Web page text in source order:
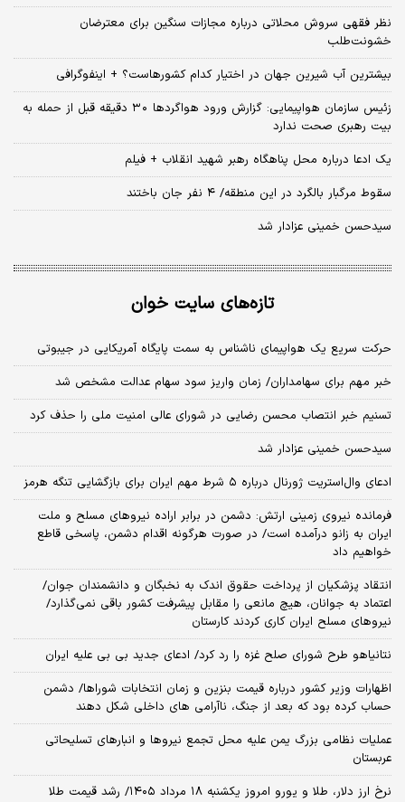
نظر فقهی سروش محلاتی درباره مجازات سنگین برای معترضان
خشونت‌طلب
بیشترین آب شیرین جهان در اختیار کدام کشورهاست؟ + اینفوگرافی
زئیس سازمان هواپیمایی: گزارش ورود هواگردها ٣٠ دقیقه قبل از حمله به
بیت رهبری صحت ندارد
یک ادعا درباره محل پناهگاه‌ رهبر شهید انقلاب + فیلم
سقوط مرگبار بالگرد در این منطقه/ ۴ نفر جان باختند
سیدحسن خمینی عزادار شد
تازه‌های سایت خوان
حرکت سریع یک هواپیمای ناشناس به سمت پایگاه آمریکایی در جیبوتی
خبر مهم برای سهامداران/ زمان واریز سود سهام عدالت مشخص شد
تسنیم خبر انتصاب محسن رضایی در شورای عالی امنیت ملی را حذف کرد
سیدحسن خمینی عزادار شد
ادعای وال‌استریت ژورنال درباره ۵ شرط مهم ایران برای بازگشایی تنگه هرمز
فرمانده نیروی زمینی ارتش: دشمن در برابر اراده نیروهای مسلح و ملت
ایران به زانو درآمده است/ در صورت هرگونه اقدام دشمن، پاسخی قاطع
خواهیم داد
انتقاد پزشکیان از پرداخت حقوق اندک به نخبگان و دانشمندان جوان/
اعتماد به جوانان، هیچ مانعی را مقابل پیشرفت کشور باقی نمی‌گذارد/
نیروهای مسلح ایران کاری کردند کارستان
نتانیاهو طرح شورای صلح غزه را رد کرد/ ادعای جدید بی بی علیه ایران
اظهارات وزیر کشور درباره قیمت بنزین و زمان انتخابات شوراها/ دشمن
حساب کرده بود که بعد از جنگ، ناآرامی‌ های داخلی شکل دهند
عملیات نظامی بزرگ یمن علیه محل تجمع نیروها و انبارهای تسلیحاتی
عربستان
نرخ ارز دلار، طلا و یورو امروز یکشنبه ۱۸ مرداد ۱۴۰۵/ رشد قیمت طلا